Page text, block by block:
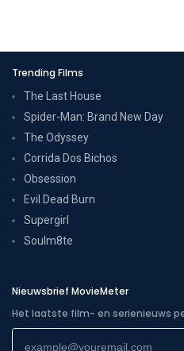
Trending Films
The Last House
Spider-Man: Brand New Day
The Odyssey
Corrida Dos Bichos
Obsession
Evil Dead Burn
Supergirl
Soulm8te
Nieuwsbrief MovieMeter
Het laatste film- en serienieuws